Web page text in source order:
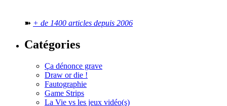
➽ + de 1400 articles depuis 2006
Catégories
Ça dénonce grave
Draw or die !
Fautographie
Game Strips
La Vie vs les jeux vidéo(s)